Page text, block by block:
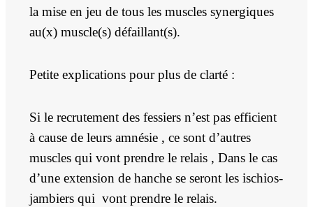
la mise en jeu de tous les muscles synergiques
au(x) muscle(s) défaillant(s).
Petite explications pour plus de clarté :
Si le recrutement des fessiers n’est pas efficient
à cause de leurs amnésie , ce sont d’autres
muscles qui vont prendre le relais , Dans le cas
d’une extension de hanche se seront les ischios-
jambiers qui vont prendre le relais.